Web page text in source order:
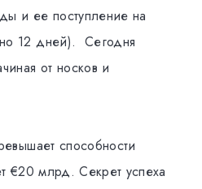
и ее поступление на
12 дней). Сегодня
от носков и
способности
€20 млрд. Секрет успеха